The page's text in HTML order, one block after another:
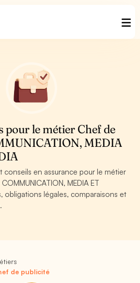
pour le métier Chef de
MEDIA
conseils en assurance pour le métier
MEDIA ET
obligations légales, comparaisons et
de publicité